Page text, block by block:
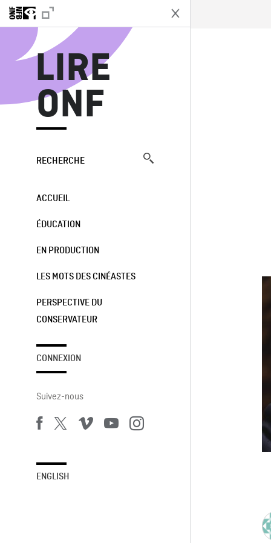
LIRE
ONF
RECHERCHE
ACCUEIL
ÉDUCATION
EN PRODUCTION
LES MOTS DES CINÉASTES
PERSPECTIVE DU
CONSERVATEUR
CONNEXION
Suivez-nous
ENGLISH